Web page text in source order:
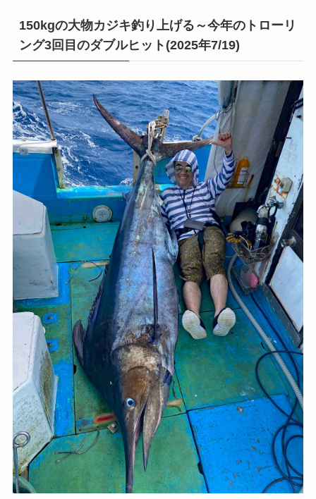
150kgの大物カジキ釣り上げる～今年のトローリ
ング3回目のダブルヒット(2025年7/19)